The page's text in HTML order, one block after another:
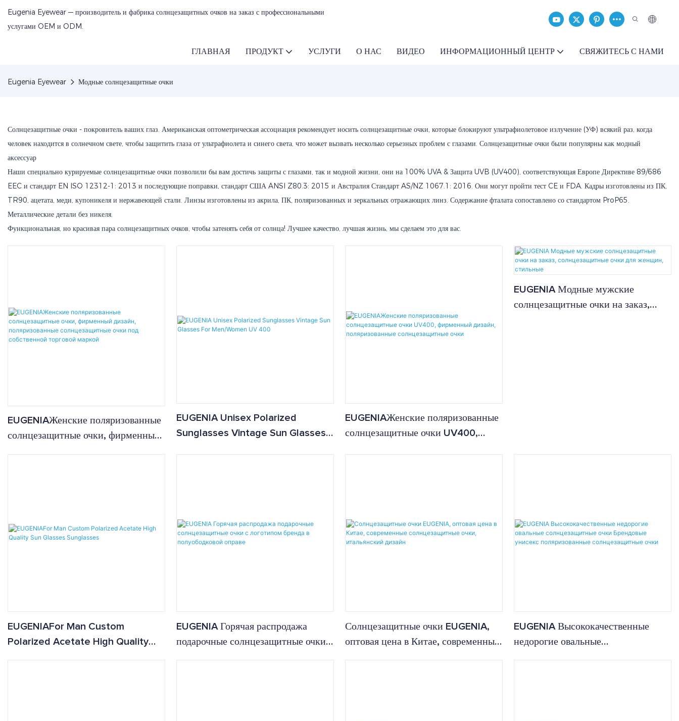
Eugenia Eyewear — производитель и фабрика солнцезащитных очков на заказ с профессиональными
услугами OEM и ODM.
ГЛАВНАЯ ПРОДУКТ УСЛУГИ О НАС ВИДЕО ИНФОРМАЦИОННЫЙ ЦЕНТР СВЯЖИТЕСЬ С НАМИ
Eugenia Eyewear Модные солнцезащитные очки
Солнцезащитные очки - покровитель ваших глаз. Американская оптометрическая ассоциация рекомендует носить солнцезащитные очки, которые блокируют ультрафиолетовое излучение (УФ) всякий раз, когда
человек находится в солнечном свете, чтобы защитить глаза от ультрафиолета и синего света, что может вызвать несколько серьезных проблем с глазами. Солнцезащитные очки были популярны как модный
аксессуар
Наши специально курируемые солнцезащитные очки позволили бы вам достичь защиты с глазами, так и модной жизни, они на 100% UVA & Защита UVB (UV400), соответствующая Европе Директиве 89/686
EEC и стандарт EN ISO 12312-1: 2013 и последующие поправки, стандарт США ANSI Z80.3: 2015 и Австралия Стандарт AS/NZ 1067.1: 2016. Они могут пройти тест CE и FDA. Кадры изготовлены из ПК,
TR90, ацетата, меди, купоникеля и нержавеющей стали. Линзы изготовлены из акрила, ПК, поляризованных и зеркальных отражающих линз. Содержание фталата сопоставлено со стандартом ProP65.
Металлические детали без никеля.
Функциональная, но красивая пара солнцезащитных очков, чтобы затенять себя от солнца! Лучшее качество, лучшая жизнь, мы сделаем это для вас.
EUGENIAЖенские поляризованные
солнцезащитные очки, фирменный
EUGENIA Unisex Polarized
Sunglasses Vintage Sun Glasses
EUGENIAЖенские поляризованные
солнцезащитные очки UV400,
EUGENIA Модные мужские
солнцезащитные очки на заказ,
EUGENIAFor Man Custom
Polarized Acetate High Quality
EUGENIA Горячая распродажа
подарочные солнцезащитные очки с
Солнцезащитные очки EUGENIA,
оптовая цена в Китае, современные
EUGENIA Высококачественные
недорогие овальные